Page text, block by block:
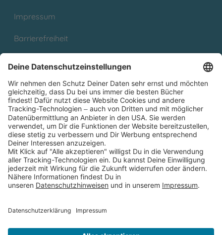
Impressum
Barrierefreiheit
Partnerprogramm (Affiliate)
Folge uns auf
* Versandkostenfrei ab 9,00 € Bestellwert innerhalb
Deutschlands
** Lieferzeit 1-3 Werktage innerhalb Deutschlands
Thienemann-Esslinger Verlag GmbH, Blumenstraße 36, D-70182